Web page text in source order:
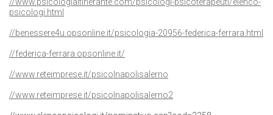
psicologi.html
//benessere4u.opsonline.it/psicologia-20956-federica-ferrara.html
//federica-ferrara.opsonline.it/
//www.reteimprese.it/psicolnapolisalerno
//www.reteimprese.it/psicolnapolisalerno2